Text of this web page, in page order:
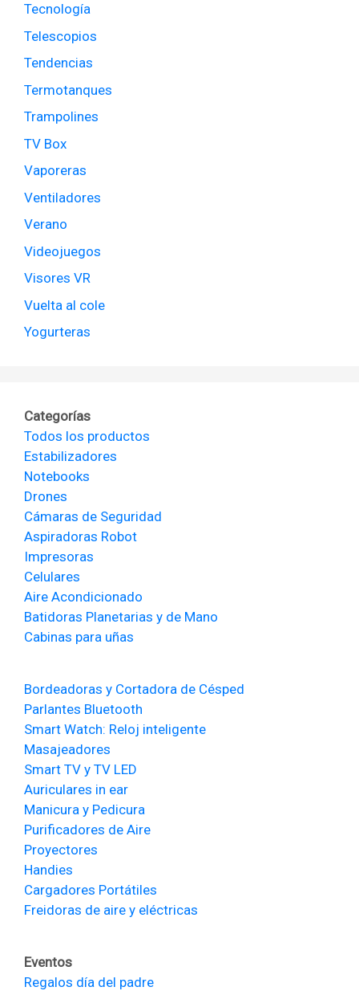
Tecnología
Telescopios
Tendencias
Termotanques
Trampolines
TV Box
Vaporeras
Ventiladores
Verano
Videojuegos
Visores VR
Vuelta al cole
Yogurteras
Categorías
Todos los productos
Estabilizadores
Notebooks
Drones
Cámaras de Seguridad
Aspiradoras Robot
Impresoras
Celulares
Aire Acondicionado
Batidoras Planetarias y de Mano
Cabinas para uñas
Bordeadoras y Cortadora de Césped
Parlantes Bluetooth
Smart Watch: Reloj inteligente
Masajeadores
Smart TV y TV LED
Auriculares in ear
Manicura y Pedicura
Purificadores de Aire
Proyectores
Handies
Cargadores Portátiles
Freidoras de aire y eléctricas
Eventos
Regalos día del padre